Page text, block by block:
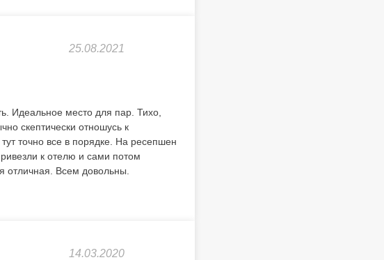
25.08.2021
Идеальное место для пар. Тихо,
скептически отношусь к
точно все в порядке. На ресепшен
к отелю и сами потом
отличная. Всем довольны.
14.03.2020